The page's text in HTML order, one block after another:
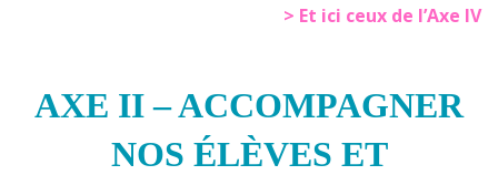
> Et ici ceux de l’Axe IV
AXE II – ACCOMPAGNER
NOS ÉLÈVES ET